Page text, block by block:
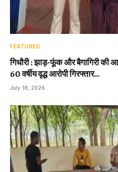
FEATURED
गिधौरी : झाड़-फूंक और बैगागिरी की
60 वर्षीय वृद्ध आरोपी गिरफ्तार…
July 18, 2026